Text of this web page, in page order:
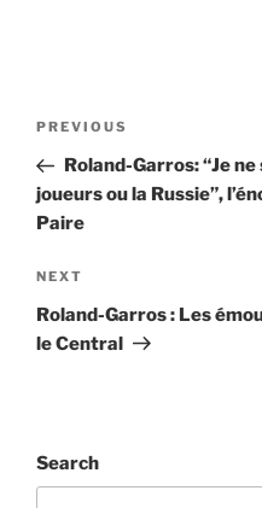
Previous
Post
PREVIOUS
Roland-Garros: “Je ne
joueurs ou la Russie”,
Paire
Next
Post
NEXT
Roland-Garros : Les
le Central
Search